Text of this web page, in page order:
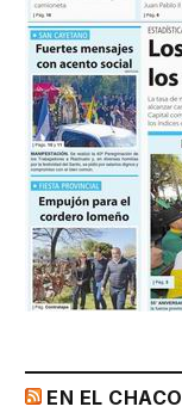
EN EL CHACO